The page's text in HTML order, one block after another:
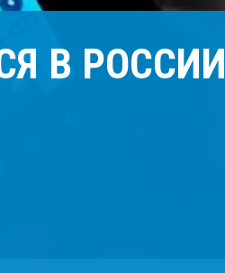
В РОССИИ